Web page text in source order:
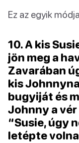
Ez az egyik
10. A kis
jön meg a
Zavarában
kis
bugyiját és
Johnny a
“Susie, úgy
letépte